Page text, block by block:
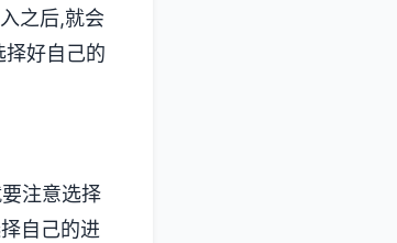
之后,就会
好自己的
注意选择
自己的进